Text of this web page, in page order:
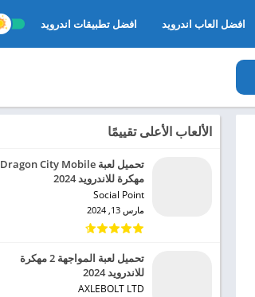
افضل العاب اندرويد افضل تطبيقات اندرويد
الألعاب الأعلى تقييمًا
تحميل لعبة Dragon City Mobile
مهكرة للاندرويد 2024
Social Point‏
مارس 13, 2024
تحميل لعبة المواجهة 2 مهكرة
للاندرويد 2024
AXLEBOLT LTD‏